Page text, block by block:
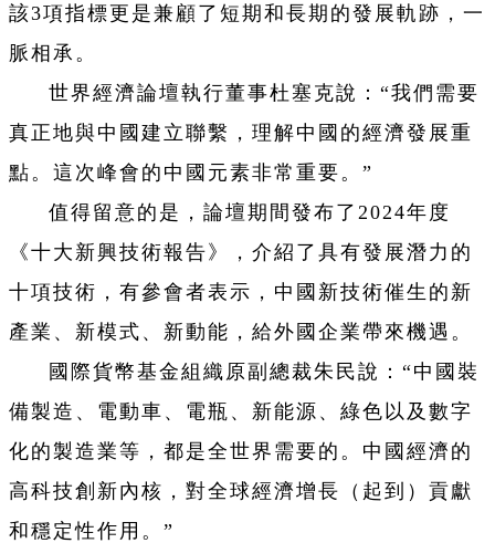
該3項指標更是兼顧了短期和長期的發展軌跡，一
脈相承。
世界經濟論壇執行董事杜塞克說：“我們需要
真正地與中國建立聯繫，理解中國的經濟發展重
點。這次峰會的中國元素非常重要。”
值得留意的是，論壇期間發布了2024年度
《十大新興技術報告》，介紹了具有發展潛力的
十項技術，有參會者表示，中國新技術催生的新
產業、新模式、新動能，給外國企業帶來機遇。
國際貨幣基金組織原副總裁朱民說：“中國裝
備製造、電動車、電瓶、新能源、綠色以及數字
化的製造業等，都是全世界需要的。中國經濟的
高科技創新內核，對全球經濟增長（起到）貢獻
和穩定性作用。”